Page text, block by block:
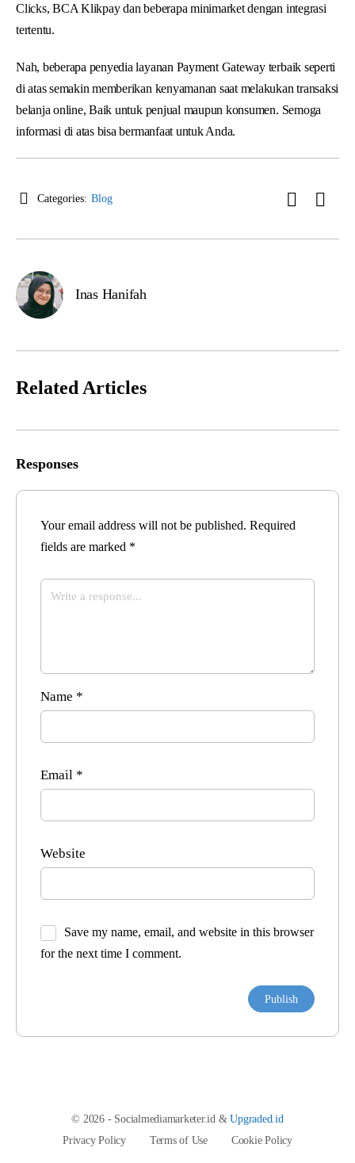
Clicks, BCA Klikpay dan beberapa minimarket dengan integrasi
tertentu.
Nah, beberapa penyedia layanan Payment Gateway terbaik seperti
di atas semakin memberikan kenyamanan saat melakukan transaksi
belanja online, Baik untuk penjual maupun konsumen. Semoga
informasi di atas bisa bermanfaat untuk Anda.
Categories: Blog
Inas Hanifah
Related Articles
Responses
Your email address will not be published. Required
fields are marked *
Name *
Email *
Website
Save my name, email, and website in this browser
for the next time I comment.
© 2026 - Socialmediamarketer.id &Upgraded.id
Privacy Policy
Terms of Use Cookie Policy